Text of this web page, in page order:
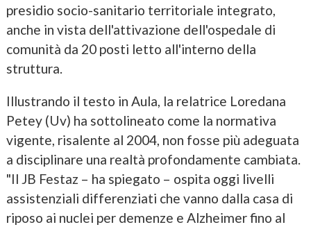
presidio socio-sanitario territoriale integrato,
anche in vista dell'attivazione dell'ospedale di
comunità da 20 posti letto all'interno della
struttura.
Illustrando il testo in Aula, la relatrice Loredana
Petey (Uv) ha sottolineato come la normativa
vigente, risalente al 2004, non fosse più adeguata
a disciplinare una realtà profondamente cambiata.
"Il JB Festaz – ha spiegato – ospita oggi livelli
assistenziali differenziati che vanno dalla casa di
riposo ai nuclei per demenze e Alzheimer fino al